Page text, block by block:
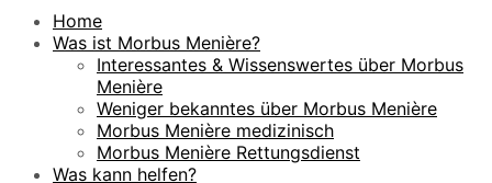
Home
Was ist Morbus Menière?
Interessantes & Wissenswertes über Morbus
Menière
Weniger bekanntes über Morbus Menière
Morbus Menière medizinisch
Morbus Menière Rettungsdienst
Was kann helfen?